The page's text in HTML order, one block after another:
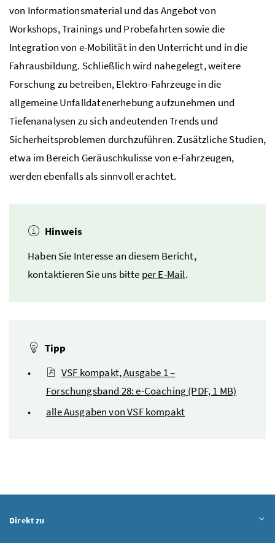
von Informationsmaterial und das Angebot von
Workshops, Trainings und Probefahrten sowie die
Integration von e-Mobilität in den Unterricht und in die
Fahrausbildung. Schließlich wird nahegelegt, weitere
Forschung zu betreiben, Elektro-Fahrzeuge in die
allgemeine Unfalldatenerhebung aufzunehmen und
Tiefenanalysen zu sich andeutenden Trends und
Sicherheitsproblemen durchzuführen. Zusätzliche Studien,
etwa im Bereich Geräuschkulisse von e-Fahrzeugen,
werden ebenfalls als sinnvoll erachtet.
Hinweis
Haben Sie Interesse an diesem Bericht,
kontaktieren Sie uns bitte perE-Mail.
Tipp
VSF kompakt, Ausgabe 1 –
Forschungsband 28: e-Coaching(PDF, 1 MB)
alle Ausgaben von VSF kompakt
Direkt zu